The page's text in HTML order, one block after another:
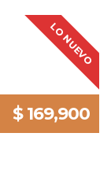
LO NUEVO
$ 169,900